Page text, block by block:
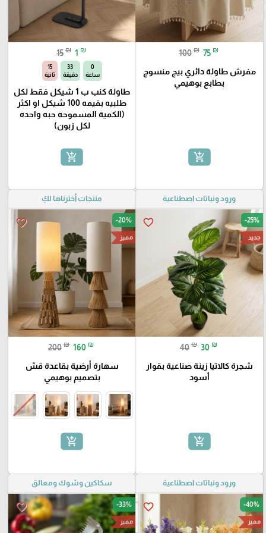
100 ₪ 75 ₪
مفرش طاولة دائري بيج منسوج
بطابع بوهيمي
add_shopping_cart
15 ₪ 1 ₪
0
ساعة
33
دقيقة
13
ثانية
طاولة كنب ب 1 شيكل فقط لكل
طلبيه بقيمه 100 شيكل او اكثر
(الكمية المسموحه حبه واحده
لكل زبون)
add_shopping_cart
ورود ونباتات اصطناعية
favorite_border -25%
جديد
40 ₪ 30 ₪
شجرة كالاتيا زينة صناعية بقوار
أسود
add_shopping_cart
منتجات أخترناها لكِ
favorite_border -20%
مميز
200 ₪ 160 ₪
سهارة أرضية بقاعدة قش
بتصميم بوهيمي
add_shopping_cart
ورود ونباتات اصطناعية
favorite_border -40%
مميز
سكاكين وشوك ومعالق
favorite_border -33%
مميز